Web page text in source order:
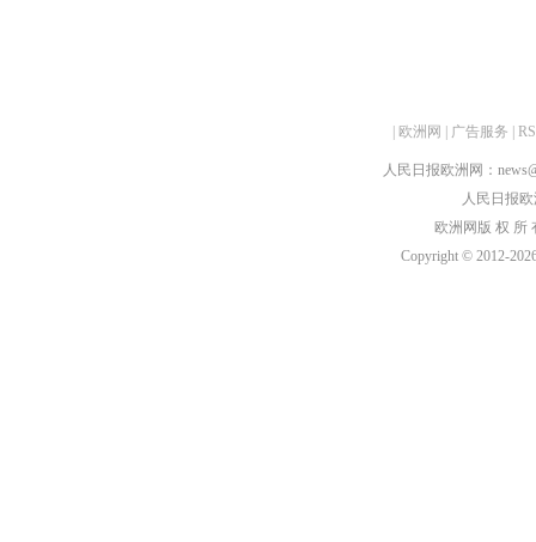
欧洲网 广告服务
人民日报欧洲网：
人民日报欧
欧洲网版 权 所
Copyright © 2012-